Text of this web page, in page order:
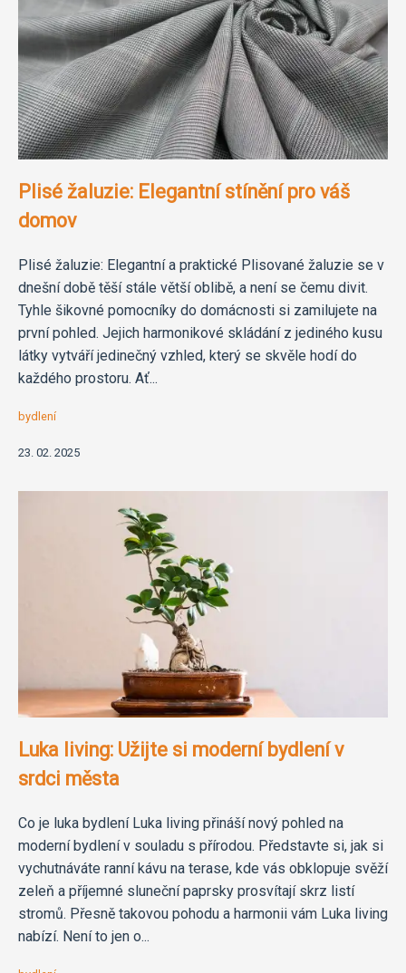
Plisé žaluzie: Elegantní stínění pro váš
domov
Plisé žaluzie: Elegantní a praktické Plisované žaluzie se v
dnešní době těší stále větší oblibě, a není se čemu divit.
Tyhle šikovné pomocníky do domácnosti si zamilujete na
první pohled. Jejich harmonikové skládání z jediného kusu
látky vytváří jedinečný vzhled, který se skvěle hodí do
každého prostoru. Ať...
bydlení
23. 02. 2025
Luka living: Užijte si moderní bydlení v
srdci města
Co je luka bydlení Luka living přináší nový pohled na
moderní bydlení v souladu s přírodou. Představte si, jak si
vychutnáváte ranní kávu na terase, kde vás obklopuje svěží
zeleň a příjemné sluneční paprsky prosvítají skrz listí
stromů. Přesně takovou pohodu a harmonii vám Luka living
nabízí. Není to jen o...